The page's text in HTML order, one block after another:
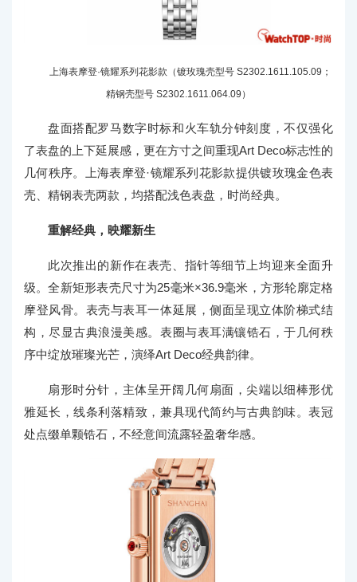
上海表摩登·镜耀系列花影款（镀玫瑰壳型号 S2302.1611.105.09；
精钢壳型号 S2302.1611.064.09）
盘面搭配罗马数字时标和火车轨分钟刻度，不仅强化
了表盘的上下延展感，更在方寸之间重现Art Deco标志性的
几何秩序。上海表摩登·镜耀系列花影款提供镀玫瑰金色表
壳、精钢表壳两款，均搭配浅色表盘，时尚经典。
重解经典，映耀新生
此次推出的新作在表壳、指针等细节上均迎来全面升
级。全新矩形表壳尺寸为25毫米×36.9毫米，方形轮廓定格
摩登风骨。表壳与表耳一体延展，侧面呈现立体阶梯式结
构，尽显古典浪漫美感。表圈与表耳满镶锆石，于几何秩
序中绽放璀璨光芒，演绎Art Deco经典韵律。
扇形时分针，主体呈开阔几何扇面，尖端以细棒形优
雅延长，线条利落精致，兼具现代简约与古典韵味。表冠
处点缀单颗锆石，不经意间流露轻盈奢华感。